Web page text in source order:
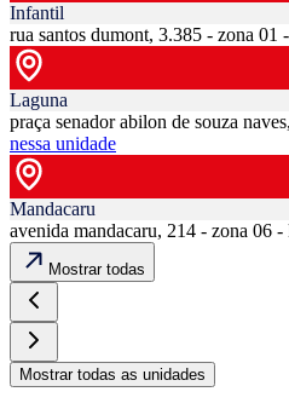
Infantil
rua santos dumont, 3.385 - zona 01
Laguna
praça senador abilon de souza
nessa unidade
Mandacaru
avenida mandacaru, 214 - zona 06 -
Mostrar todas
Mostrar todas as unidades